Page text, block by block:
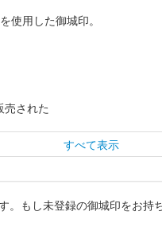
使用した御城印。
された
すべて表示
もし未登録の御城印をお持